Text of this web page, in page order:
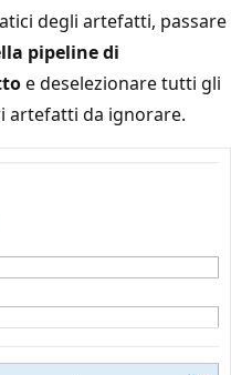
degli artefatti, passare
pipeline di
e deselezionare tutti gli
artefatti da ignorare.